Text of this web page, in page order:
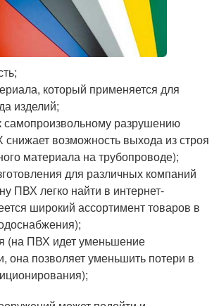
который применяется для
изделий;
самопроизвольному разрушению
возможность выхода из строя
материала на трубопроводе);
для различных компаний
ПВХ легко найти в интернет-
широкий ассортимент товаров в
(на ПВХ идет уменьшение
она позволяет уменьшить потери в